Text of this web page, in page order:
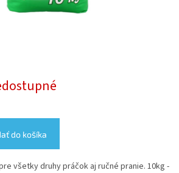
do košíka
všetky druhy práčok aj ručné pranie. 10kg -